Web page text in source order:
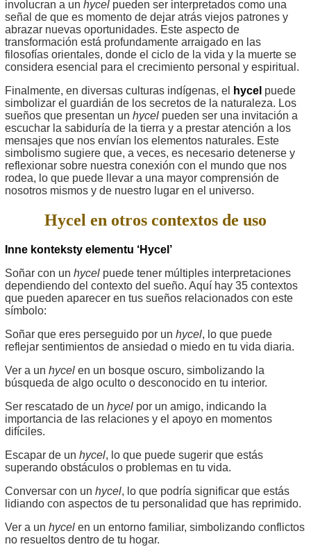
involucran a un hycel pueden ser interpretados como una
señal de que es momento de dejar atrás viejos patrones y
abrazar nuevas oportunidades. Este aspecto de
transformación está profundamente arraigado en las
filosofías orientales, donde el ciclo de la vida y la muerte se
considera esencial para el crecimiento personal y espiritual.
Finalmente, en diversas culturas indígenas, el
hycel puede
simbolizar el guardián de los secretos de la naturaleza. Los
sueños que presentan un hycel pueden ser una invitación a
escuchar la sabiduría de la tierra y a prestar atención a los
mensajes que nos envían los elementos naturales. Este
simbolismo sugiere que, a veces, es necesario detenerse y
reflexionar sobre nuestra conexión con el mundo que nos
rodea, lo que puede llevar a una mayor comprensión de
nosotros mismos y de nuestro lugar en el universo.
Hycel en otros contextos de uso
Inne konteksty elementu ‘Hycel’
Soñar con un hycel puede tener múltiples interpretaciones
dependiendo del contexto del sueño. Aquí hay 35 contextos
que pueden aparecer en tus sueños relacionados con este
símbolo:
Soñar que eres perseguido por un hycel, lo que puede
reflejar sentimientos de ansiedad o miedo en tu vida diaria.
Ver a un hycel en un bosque oscuro, simbolizando la
búsqueda de algo oculto o desconocido en tu interior.
Ser rescatado de un hycel por un amigo, indicando la
importancia de las relaciones y el apoyo en momentos
difíciles.
Escapar de un hycel, lo que puede sugerir que estás
superando obstáculos o problemas en tu vida.
Conversar con un hycel, lo que podría significar que estás
lidiando con aspectos de tu personalidad que has reprimido.
Ver a un hycel en un entorno familiar, simbolizando conflictos
no resueltos dentro de tu hogar.